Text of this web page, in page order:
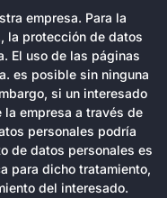
empresa. Para la
la protección de datos
El uso de las páginas
es posible sin ninguna
si un interesado
empresa a través de
personales podría
de datos personales es
para dicho tratamiento,
del interesado.